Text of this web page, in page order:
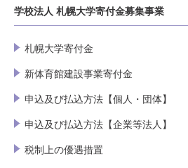
学校法人 札幌大学寄付金募集事業
札幌大学寄付金
新体育館建設事業寄付金
申込及び払込方法【個人・団体】
申込及び払込方法【企業等法人】
税制上の優遇措置